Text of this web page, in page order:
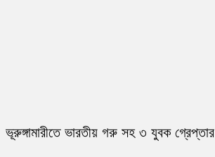
ভূরুঙ্গামারীতে ভারতীয় গরু সহ ৩ যুবক গ্রেপ্তার